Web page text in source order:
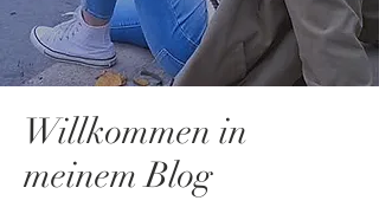
Willkommen in
meinem Blog